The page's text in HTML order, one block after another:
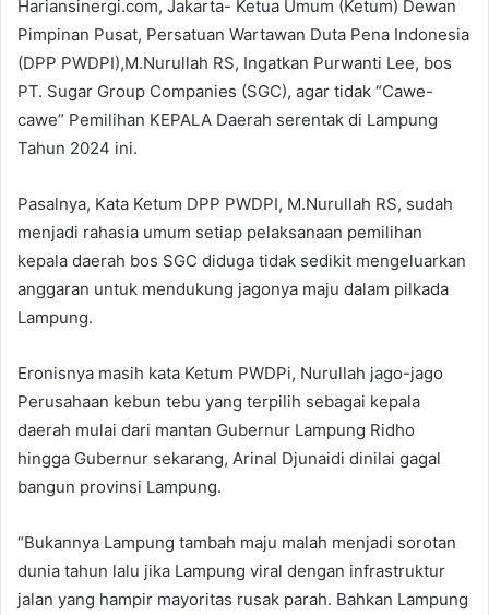
Hariansinergi.com, Jakarta- Ketua Umum (Ketum) Dewan
Pimpinan Pusat, Persatuan Wartawan Duta Pena Indonesia
(DPP PWDPI),M.Nurullah RS, Ingatkan Purwanti Lee, bos
PT. Sugar Group Companies (SGC), agar tidak “Cawe-
cawe” Pemilihan KEPALA Daerah serentak di Lampung
Tahun 2024 ini.
Pasalnya, Kata Ketum DPP PWDPI, M.Nurullah RS, sudah
menjadi rahasia umum setiap pelaksanaan pemilihan
kepala daerah bos SGC diduga tidak sedikit mengeluarkan
anggaran untuk mendukung jagonya maju dalam pilkada
Lampung.
Eronisnya masih kata Ketum PWDPi, Nurullah jago-jago
Perusahaan kebun tebu yang terpilih sebagai kepala
daerah mulai dari mantan Gubernur Lampung Ridho
hingga Gubernur sekarang, Arinal Djunaidi dinilai gagal
bangun provinsi Lampung.
“Bukannya Lampung tambah maju malah menjadi sorotan
dunia tahun lalu jika Lampung viral dengan infrastruktur
jalan yang hampir mayoritas rusak parah. Bahkan Lampung